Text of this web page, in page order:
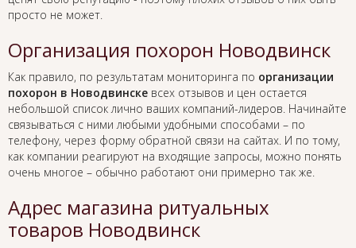
просто не может.
Организация похорон Новодвинск
Как правило, по результатам мониторинга по организации
похорон в Новодвинске всех отзывов и цен остается
небольшой список лично ваших компаний-лидеров. Начинайте
связываться с ними любыми удобными способами – по
телефону, через форму обратной связи на сайтах. И по тому,
как компании реагируют на входящие запросы, можно понять
очень многое – обычно работают они примерно так же.
Адрес магазина ритуальных
товаров Новодвинск